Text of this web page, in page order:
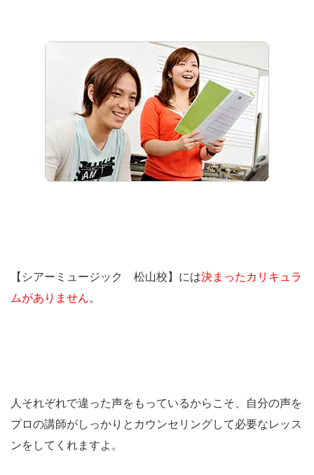
【シアーミュージック 松山校】には決まったカリキュラ
ムがありません。
人それぞれで違った声をもっているからこそ、自分の声を
プロの講師がしっかりとカウンセリングして必要なレッス
ンをしてくれますよ。